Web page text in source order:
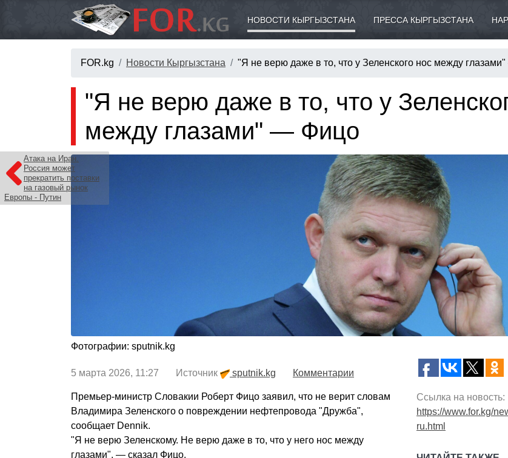
НОВОСТИ КЫРГЫЗСТАНА ПРЕССА КЫРГЫЗСТАНА
FOR.kg Новости Кыргызстана "Я не верю даже в то, что у Зеленского нос между
Атака на Иран.
Россия может
прекратить поставки
на газовый рынок
Европы - Путин
"Я не верю даже в то, что у
между глазами" — Фицо
Фотографии: sputnik.kg
5 марта 2026, 11:27 Источник sputnik.kg Комментарии
Премьер-министр Словакии Роберт Фицо заявил, что не верит словам
Владимира Зеленского о повреждении нефтепровода "Дружба",
сообщает Dennik.
"Я не верю Зеленскому. Не верю даже в то, что у него нос между
глазами", — сказал Фицо.
Ссылка на новость:
https://www.for.kg/
ru.html